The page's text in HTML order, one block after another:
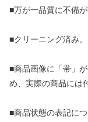
■万が一品質に不備
■クリーニング済み。
■商品画像に「帯」
め、実際の商品には
■商品状態の表記に